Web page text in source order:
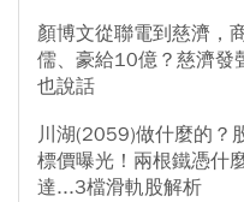
顏博文從聯電到慈濟，
儒、豪給10億？慈濟發
也說話
川湖(2059)做什麼的？
標價曝光！兩根鐵憑什
達...3檔滑軌股解析